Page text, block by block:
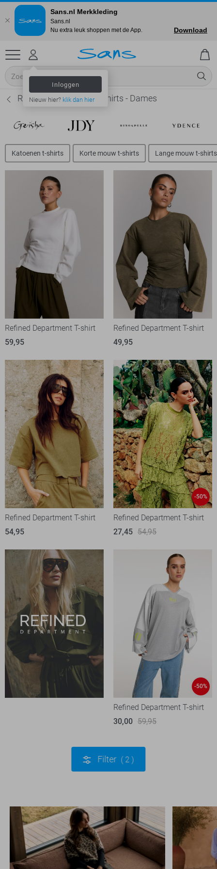
Inloggen
Nieuw hier? klik dan hier
Refined Department T-shirts - Dames
Katoenen t-shirts Korte mouw t-shirts Lange mouw t-shirts
Refined Department T-shirt
59,95
Refined Department T-shirt
49,95
Refined Department T-shirt
54,95
-50%
Refined Department T-shirt
27,45 54,95
-50%
Refined Department T-shirt
30,00 59,95
Filter 2
Sans.nl Merkkleding
Sans.nl
Nu extra leuk shoppen met de App.
Download